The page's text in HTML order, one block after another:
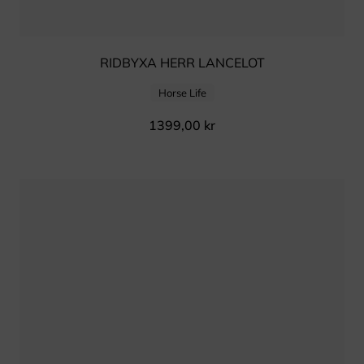
RIDBYXA HERR LANCELOT
Horse Life
1399,00 kr